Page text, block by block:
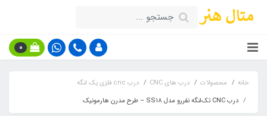
0
خانه محصولات درب های CNC
درب cnc فلزی یک لنگه
درب CNC تک‌لنگه نفررو مدل SS18 – طرح مدرن هارمونیک